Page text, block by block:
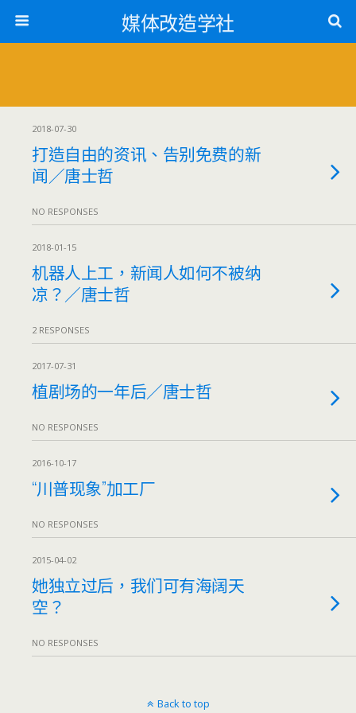
媒体改造学社
2018-07-30
打造自由的资讯、告别免费的新
闻／唐士哲
NO RESPONSES
2018-01-15
机器人上工，新闻人如何不被纳
凉？／唐士哲
2 RESPONSES
2017-07-31
植剧场的一年后／唐士哲
NO RESPONSES
2016-10-17
“川普现象”加工厂
NO RESPONSES
2015-04-02
她独立过后，我们可有海阔天
空？
NO RESPONSES
Back to top